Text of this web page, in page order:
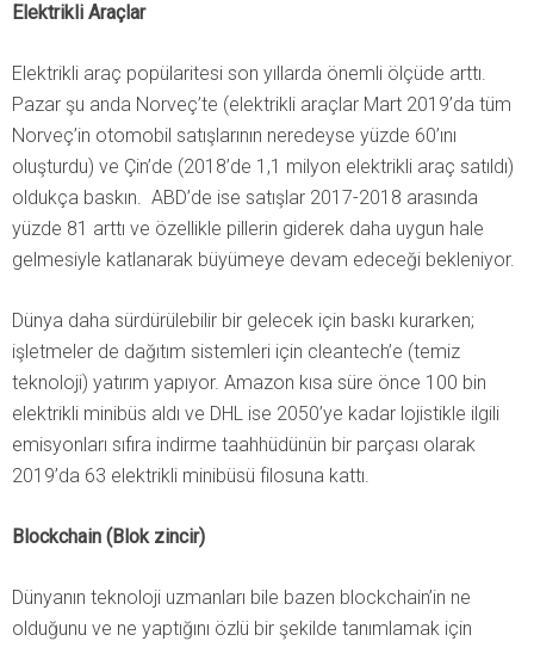
Elektrikli Araçlar
Elektrikli araç popülaritesi son yıllarda önemli ölçüde arttı.
Pazar şu anda Norveç’te (elektrikli araçlar Mart 2019’da tüm
Norveç’in otomobil satışlarının neredeyse yüzde 60’ını
oluşturdu) ve Çin’de (2018’de 1,1 milyon elektrikli araç satıldı)
oldukça baskın. ABD’de ise satışlar 2017-2018 arasında
yüzde 81 arttı ve özellikle pillerin giderek daha uygun hale
gelmesiyle katlanarak büyümeye devam edeceği bekleniyor.
Dünya daha sürdürülebilir bir gelecek için baskı kurarken;
işletmeler de dağıtım sistemleri için cleantech’e (temiz
teknoloji) yatırım yapıyor. Amazon kısa süre önce 100 bin
elektrikli minibüs aldı ve DHL ise 2050’ye kadar lojistikle ilgili
emisyonları sıfıra indirme taahhüdünün bir parçası olarak
2019’da 63 elektrikli minibüsü filosuna kattı.
Blockchain (Blok zincir)
Dünyanın teknoloji uzmanları bile bazen blockchain’in ne
olduğunu ve ne yaptığını özlü bir şekilde tanımlamak için